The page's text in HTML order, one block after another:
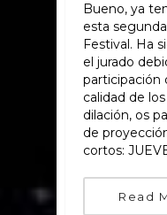
Bueno, ya
esta
Festival. Ha
el jurado
participación
calidad de
dilación, os
de
cortos:
Read